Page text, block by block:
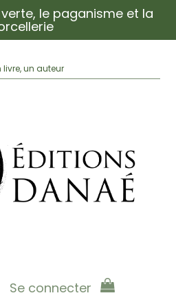
le paganisme et la
Rechercher
sur
Se connecter